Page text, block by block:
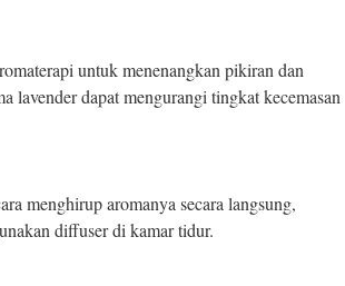
untuk menenangkan pikiran dan
lavender dapat mengurangi tingkat kecemasan
menghirup aromanya secara langsung,
diffuser di kamar tidur.